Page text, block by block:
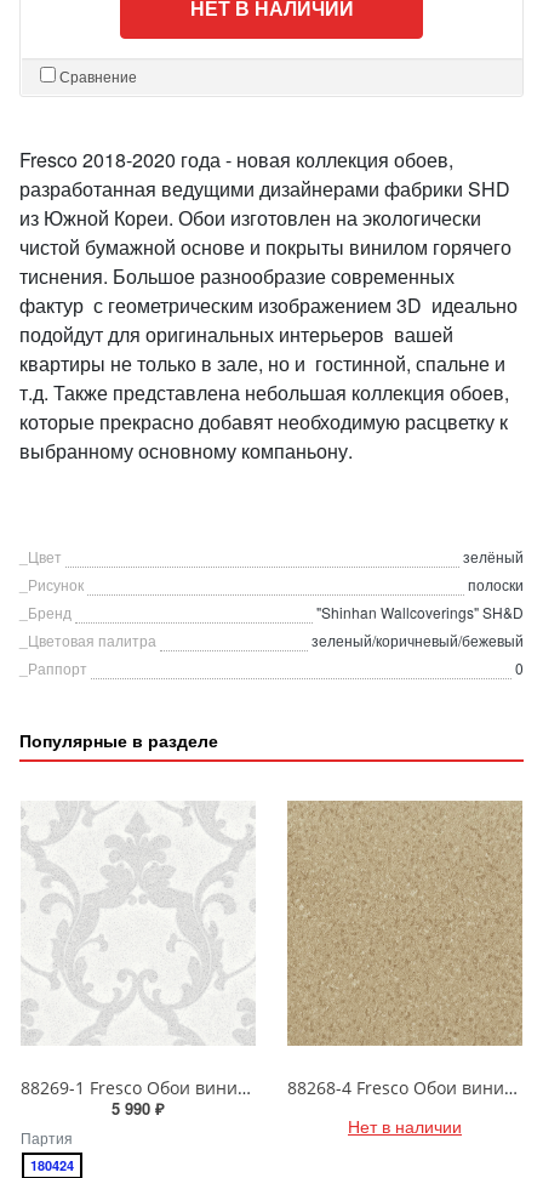
НЕТ В НАЛИЧИИ
Сравнение
Fresco 2018-2020 года - новая коллекция обоев,
разработанная ведущими дизайнерами фабрики SHD
из Южной Кореи. Обои изготовлен на экологически
чистой бумажной основе и покрыты винилом горячего
тиснения. Большое разнообразие современных
фактур с геометрическим изображением 3D идеально
подойдут для оригинальных интерьеров вашей
квартиры не только в зале, но и гостинной, спальне и
т.д. Также представлена небольшая коллекция обоев,
которые прекрасно добавят необходимую расцветку к
выбранному основному компаньону.
_Цвет
зелёный
_Рисунок
полоски
_Бренд
"Shinhan Wallcoverings" SH&D
_Цветовая палитра
зеленый/коричневый/бежевый
_Раппорт
0
Популярные в разделе
88269-1 Fresco Обои виниловые на бумажной основе 1.06*15.6
5 990 ₽
Партия
180424
88268-4 Fresco Обои виниловые на бумажной основе 1.06*15.6
Нет в наличии